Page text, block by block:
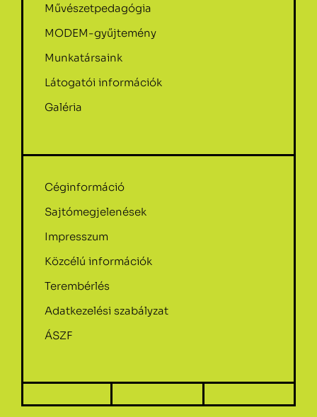
Művészetpedagógia
MODEM-gyűjtemény
Munkatársaink
Látogatói információk
Galéria
Céginformáció
Sajtómegjelenések
Impresszum
Közcélú információk
Terembérlés
Adatkezelési szabályzat
ÁSZF